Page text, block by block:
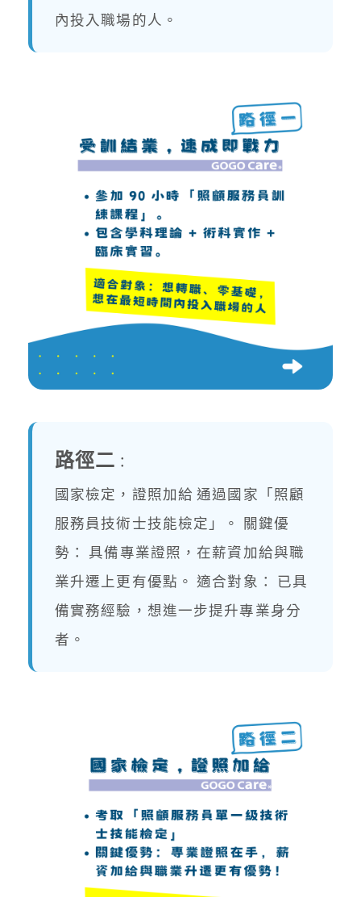
內投入職場的人。
路徑二 ：
國家檢定，證照加給 通過國家「照顧
服務員技術士技能檢定」。 關鍵優
勢： 具備專業證照，在薪資加給與職
業升遷上更有優點。 適合對象： 已具
備實務經驗，想進一步提升專業身分
者。